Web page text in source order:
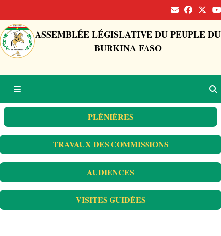
ASSEMBLÉE LÉGISLATIVE DU PEUPLE DU
BURKINA FASO
PLÉNIÈRES
TRAVAUX DES COMMISSIONS
AUDIENCES
VISITES GUIDÉES